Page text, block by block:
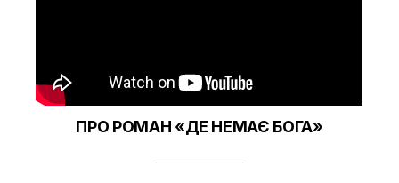
ПРО РОМАН «ДЕ НЕМАЄ БОГА»